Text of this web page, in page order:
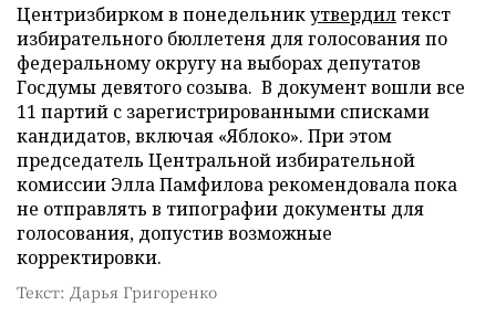
Центризбирком в понедельникутвердил текст
избирательного бюллетеня для голосования по
федеральному округу на выборах депутатов
Госдумы девятого созыва. В документ вошли все
11 партий с зарегистрированными списками
кандидатов, включая «Яблоко». При этом
председатель Центральной избирательной
комиссии Элла Памфилова рекомендовала пока
не отправлять в типографии документы для
голосования, допустив возможные
корректировки.
Текст: Дарья Григоренко